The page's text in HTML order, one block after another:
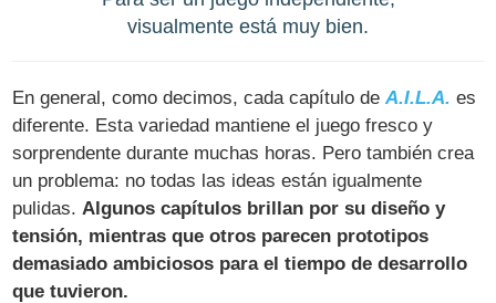
visualmente está muy bien.
En general, como decimos, cada capítulo deA.I.L.A. es
diferente. Esta variedad mantiene el juego fresco y
sorprendente durante muchas horas. Pero también crea
un problema: no todas las ideas están igualmente
pulidas. Algunos capítulos brillan por su diseño y
tensión, mientras que otros parecen prototipos
demasiado ambiciosos para el tiempo de desarrollo
que tuvieron.